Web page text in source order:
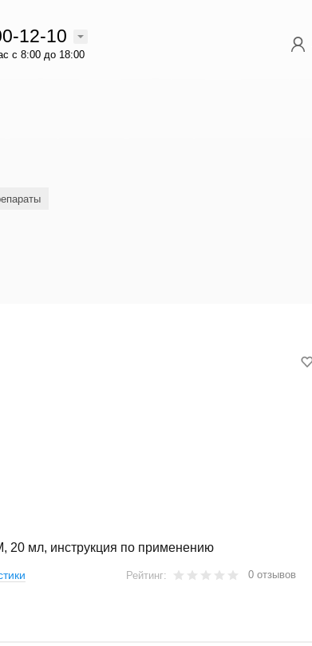
12-10
с 8:00 до 18:00
20 мл, инструкция по применению
Рейтинг: 0 отзывов